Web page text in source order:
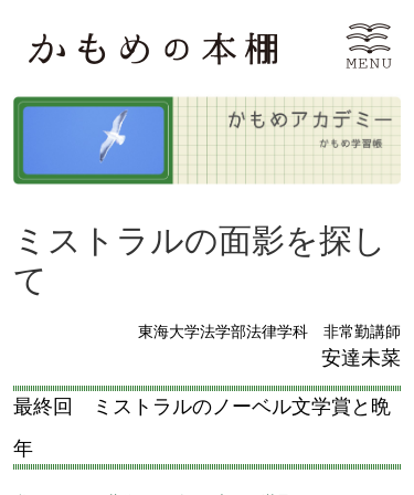
ミストラルの面影を探し
て
東海大学法学部法律学科 非常勤講師
安達未菜
最終回 ミストラルのノーベル文学賞と晩
年